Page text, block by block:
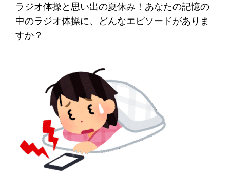
ラジオ体操と思い出の夏休み！あなたの記憶の
中のラジオ体操に、どんなエピソードがありま
すか？